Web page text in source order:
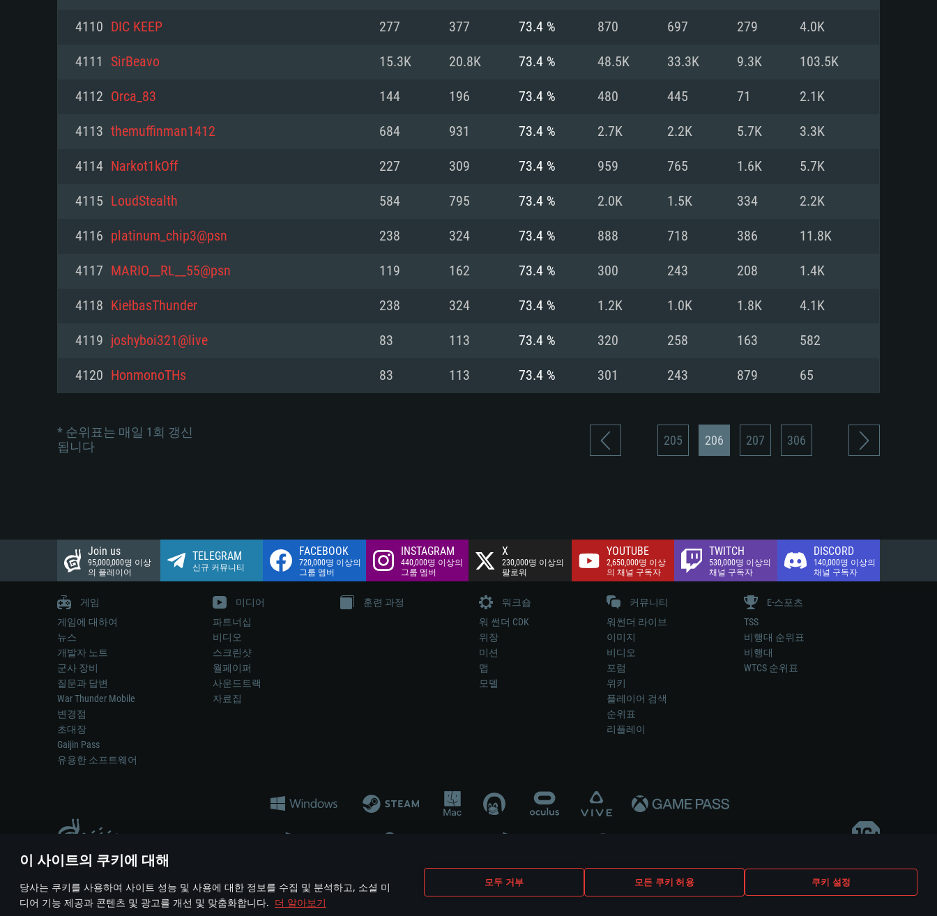
이 사이트의 쿠키에 대해
당사는 쿠키를 사용하여 사이트 성능 및 사용에 대한 정보를 수집 및 분석하고, 소셜 미
디어 기능 제공과 콘텐츠 및 광고를 개선 및 맞춤화합니다. 더 알아보기
모두 거부 모든 쿠키 허용 쿠키 설정
최소사양
운영체제: Windows 10 (64 bit)
프로세서: 2.2 GHz 듀얼코어 이상
메모리: 4GB
그래픽 카드: DirectX 11 이상을 지원하는 AMD
해상도: 720p
네트워크: 브로드밴드 인터넷
여유 저장 공간: 22.1 GB (최소 클라이언트)
권장 사양
운영체제: Windows 10/11 (64 bit)
프로세서: Intel Core i5 또는 Ryzen 5 3600 이상
메모리: 16 GB 이상
그래픽 카드: DirectX 11 이상을 지원하는 Nvidia
최소사양
운영체제: Mac OS Big Sur 11.0
프로세서: 최소 2.2 GHz의 Core i5 (Intel Xeon 은 지
(Mac), 혹은 이와 비슷한 성능을 가지는 Mac 버전
의 AMD/Nvidia. 최소 해상도: 720p
네트워크: 브로드밴드 인터넷
여유 저장 공간: 22.1 GB (최소 클라이언트)
권장 사양
운영체제: Mac OS Big Sur 11.0
프로세서: Core i7 (Intel Xeon 은 지원하지 않습니
네트워크: 브로드밴드 인터넷
여유 저장 공간: 62.2 GB (전체 클라이언트)
최소사양
운영체제: 64bit Linux 중 최신 버전
프로세서: 2.4 GHz 듀얼코어
메모리: 4 GB
그래픽 카드: Vulkan 을 지원하고, 최신 그래픽 드라
와 동급의 성능을 가지며 최신 그래픽 드라이버를
지원하는 AMD (6개월 미만; 최소사양 지원 해상도
권장 사양
운영체제: Ubuntu 20.04 64bit
프로세서: Intel Core i7
메모리: 16 GB
그래픽 카드: Vulkan 을 지원하고, 최신 그래픽 드라
와 동급의 성능을 가지며 최신 그래픽 드라이버를
지원하는 AMD RX 570 (6개월 미만; 최소사양 지원
4110 DIC KEEP 277 377 73.4 % 870 697 279 4.0K
4111 SirBeavo 15.3K 20.8K 73.4 % 48.5K 33.3K 9.3K 103.5K
4112 Orca_83 144 196 73.4 % 480 445 71 2.1K
4113 themuffinman1412 684 931 73.4 % 2.7K 2.2K 5.7K 3.3K
4114 Narkot1kOff 227 309 73.4 % 959 765 1.6K 5.7K
4115 LoudStealth 584 795 73.4 % 2.0K 1.5K 334 2.2K
4116 platinum_chip3@psn 238 324 73.4 % 888 718 386 11.8K
4117 MARIO__RL__55@psn 119 162 73.4 % 300 243 208 1.4K
4118 KiełbasThunder 238 324 73.4 % 1.2K 1.0K 1.8K 4.1K
4119 joshyboi321@live 83 113 73.4 % 320 258 163 582
4120 HonmonoTHs 83 113 73.4 % 301 243 879 65
* 순위표는 매일 1회 갱신
됩니다
205 206 207 306
Join us
95,000,000명 이상
의 플레이어
TELEGRAM
신규 커뮤니티
FACEBOOK
720,000명 이상의
그룹 멤버
INSTAGRAM
440,000명 이상의
그룹 멤버
X
230,000명 이상의
팔로워
YOUTUBE
2,650,000명 이상
의 채널 구독자
TWITCH
530,000명 이상의
채널 구독자
DISCORD
140,000명 이상의
채널 구독자
게임
게임에 대하여
뉴스
개발자 노트
군사 장비
질문과 답변
War Thunder Mobile
변경점
초대장
Gaijin Pass
유용한 소프트웨어
미디어
파트너십
비디오
스크린샷
월페이퍼
사운드트랙
자료집
훈련 과정
워크숍
워 썬더 CDK
위장
미션
맵
모델
커뮤니티
워썬더 라이브
이미지
비디오
포럼
위키
플레이어 검색
순위표
리플레이
E-스포츠
TSS
비행대 순위표
비행대
WTCS 순위표
게임 에서 어떠한 현실의 무기나 차량을 묘사하는 것은 무기 개발 업체나 장비 제조 업체가 게임 개발 후원 또는 홍보에 참여하지 않습니다..
© 2011—2026 Gaijin Games Kft. All trademarks, logos and brand names are the property of their respective owners.
이용 약관 이용 약관